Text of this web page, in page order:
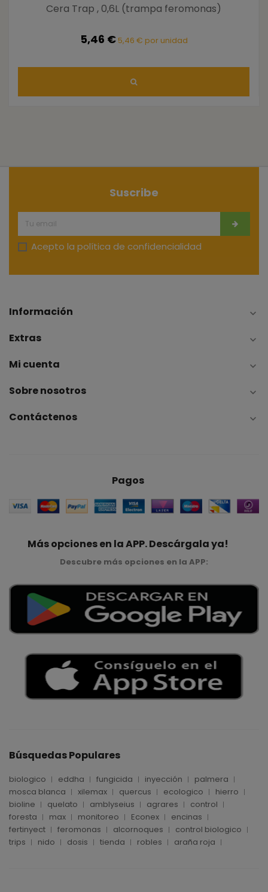
Cera Trap , 0,6L (trampa feromonas)
5,46 € 5,46 € por unidad
Suscribe
Acepto la política de confidencialidad
Información 
Extras 
Mi cuenta 
Sobre nosotros 
Contáctenos 
Pagos
Más opciones en la APP. Descárgala ya!
Descubre más opciones en la APP:
Búsquedas Populares
biologico eddha fungicida inyección
palmera
mosca blanca
xilemax quercus ecologico
hierro
bioline
quelato amblyseius agrares
control
foresta
max monitoreo Econex
encinas
fertinyect
feromonas alcornoques
control biologico
trips
nido dosis tienda robles araña roja